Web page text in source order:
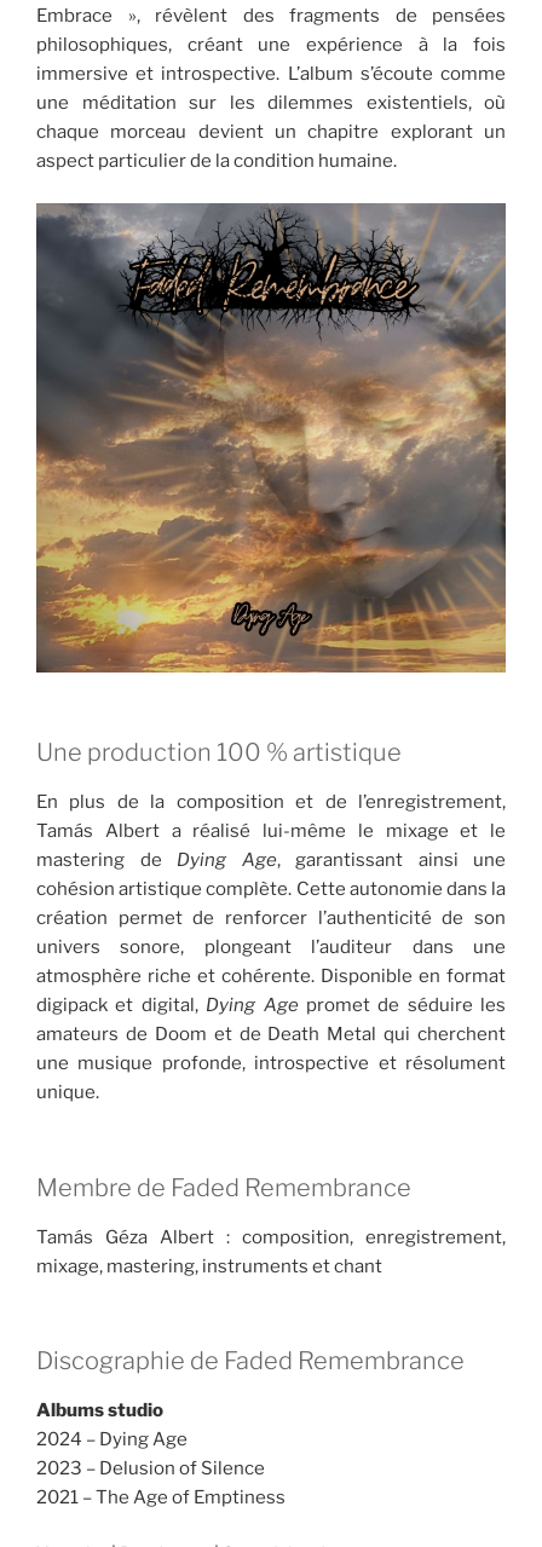
Embrace », révèlent des fragments de pensées
philosophiques, créant une expérience à la fois
immersive et introspective. L’album s’écoute comme
une méditation sur les dilemmes existentiels, où
chaque morceau devient un chapitre explorant un
aspect particulier de la condition humaine.
Une production 100 % artistique
En plus de la composition et de l’enregistrement,
Tamás Albert a réalisé lui-même le mixage et le
mastering de Dying Age, garantissant ainsi une
cohésion artistique complète. Cette autonomie dans la
création permet de renforcer l’authenticité de son
univers sonore, plongeant l’auditeur dans une
atmosphère riche et cohérente. Disponible en format
digipack et digital, Dying Agepromet de séduire les
amateurs de Doom et de Death Metal qui cherchent
une musique profonde, introspective et résolument
unique.
Membre de Faded Remembrance
Tamás Géza Albert : composition, enregistrement,
mixage, mastering, instruments et chant
Discographie de Faded Remembrance
Albums studio
2024 – Dying Age
2023 – Delusion of Silence
2021 – The Age of Emptiness